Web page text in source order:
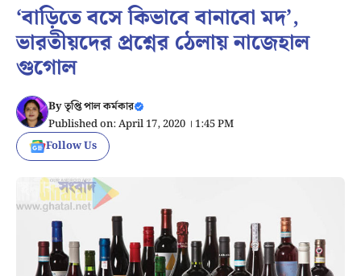
‘বাড়িতে বসে কিভাবে বানাবো মদ’,
ভারতীয়দের প্রশ্নের ঠেলায় নাজেহাল
গুগোল
Byতৃপ্তি পাল কর্মকার
Published on: April 17, 2020 । 1:45 PM
Follow Us